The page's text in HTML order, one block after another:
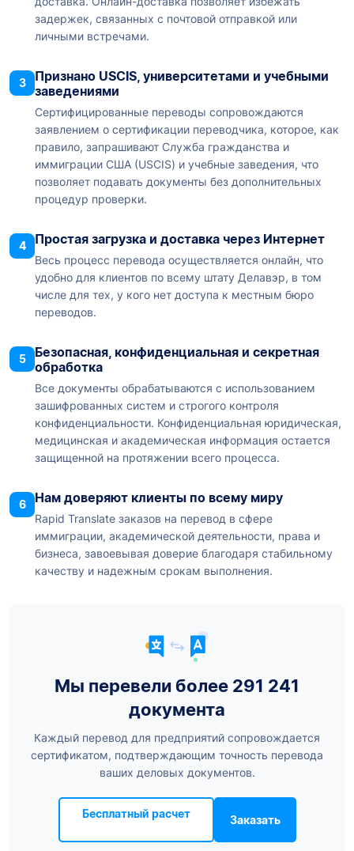
задержек, связанных с почтовой отправкой или
личными встречами.
3
Признано USCIS, университетами и учебными
заведениями
Сертифицированные переводы сопровождаются
заявлением о сертификации переводчика, которое, как
правило, запрашивают Служба гражданства и
иммиграции США (USCIS) и учебные заведения, что
позволяет подавать документы без дополнительных
процедур проверки.
4 Простая загрузка и доставка через Интернет
Весь процесс перевода осуществляется онлайн, что
удобно для клиентов по всему штату Делавэр, в том
числе для тех, у кого нет доступа к местным бюро
переводов.
5
Безопасная, конфиденциальная и секретная
обработка
Все документы обрабатываются с использованием
зашифрованных систем и строгого контроля
конфиденциальности. Конфиденциальная юридическая,
медицинская и академическая информация остается
защищенной на протяжении всего процесса.
6 Нам доверяют клиенты по всему миру
Rapid Translate заказов на перевод в сфере
иммиграции, академической деятельности, права и
бизнеса, завоевывая доверие благодаря стабильному
качеству и надежным срокам выполнения.
Мы перевели более 291 241
документа
Каждый перевод для предприятий сопровождается
сертификатом, подтверждающим точность перевода
ваших деловых документов.
Бесплатный расчет Заказать